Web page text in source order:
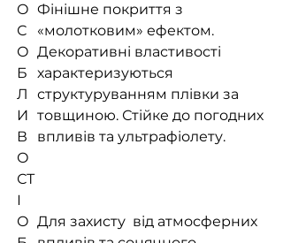
О
С
О
Б
Л
И
В
О
СТ
І
Фінішне покриття з
«молотковим» ефектом.
Декоративні властивості
характеризуються
структуруванням плівки за
товщиною. Стійке до погодних
впливів та ультрафіолету.
О Для захисту від атмосферних